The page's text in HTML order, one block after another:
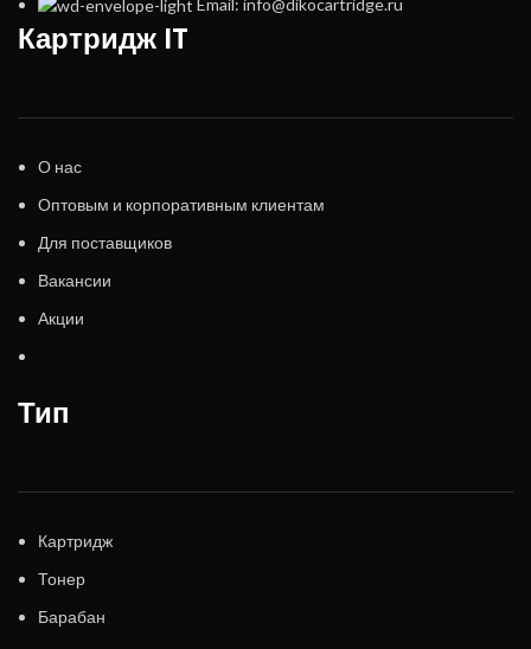
Email: info@dikocartridge.ru
Картридж IT
О нас
Оптовым и корпоративным клиентам
Для поставщиков
Вакансии
Акции
Тип
Картридж
Тонер
Барабан